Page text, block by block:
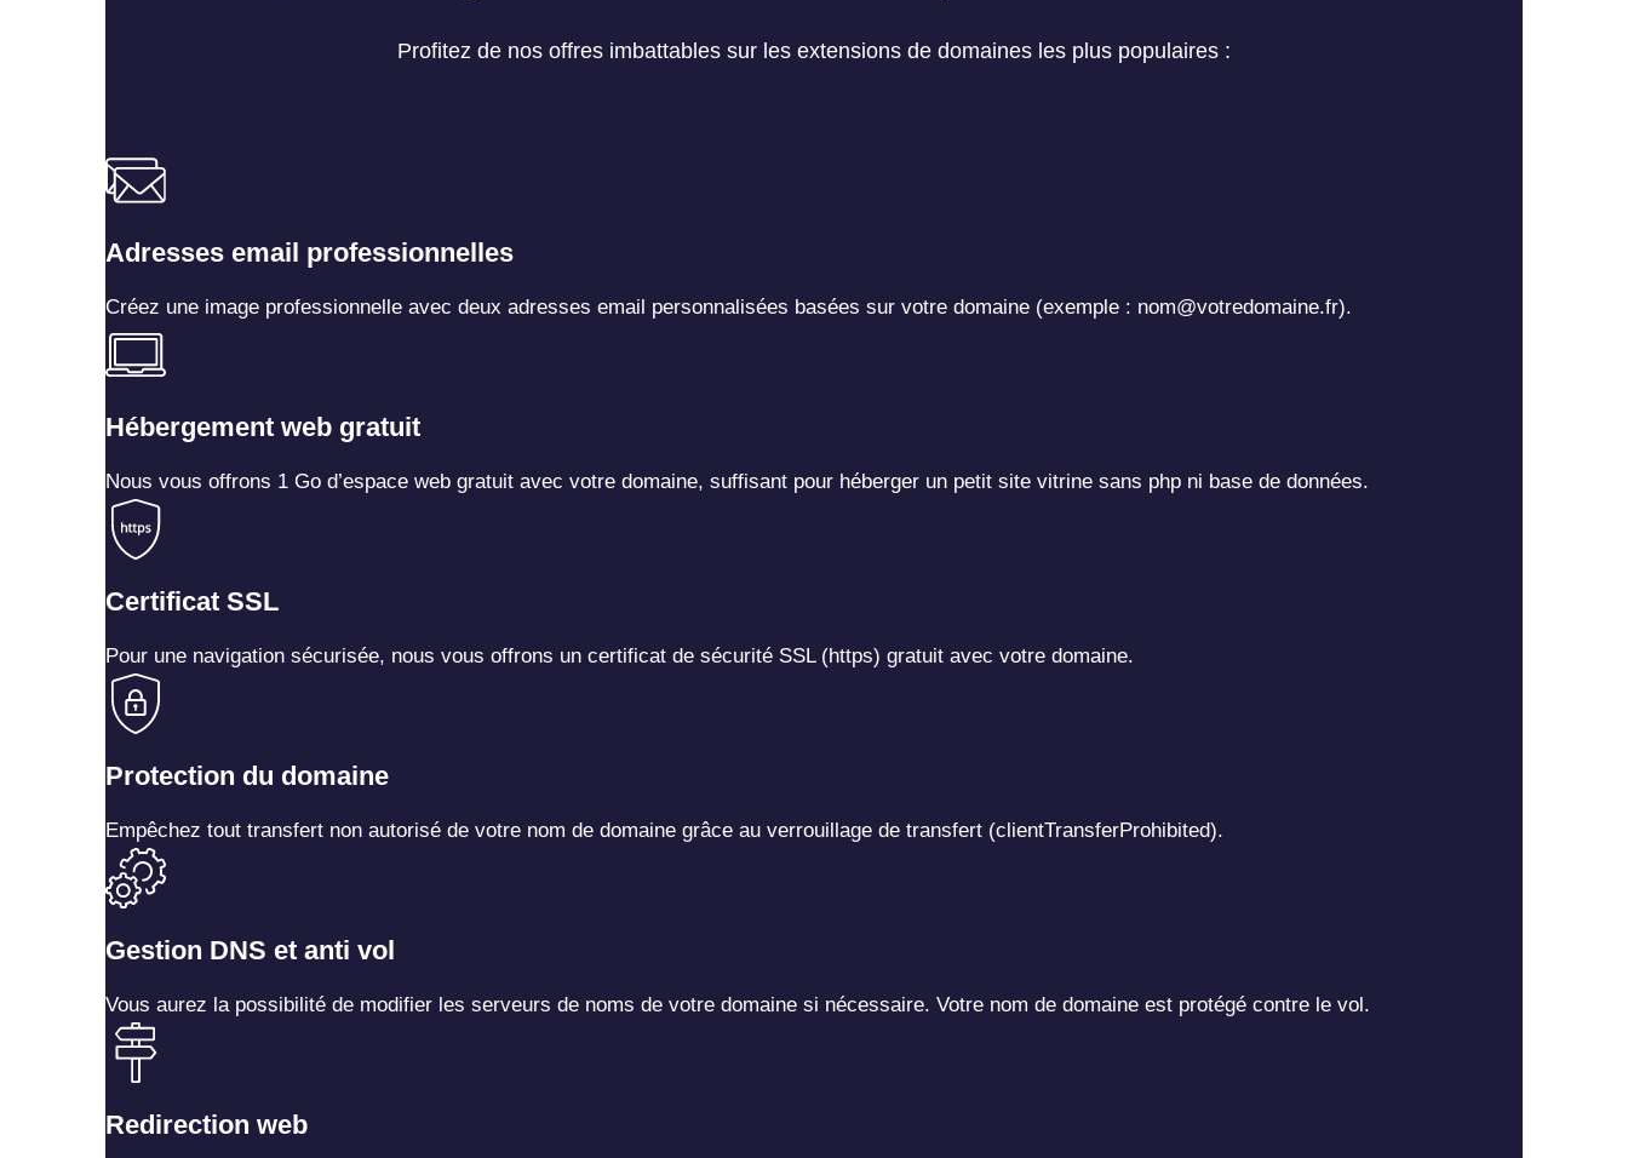
Profitez de nos offres imbattables sur les extensions de domaines les plus populaires :
Adresses email professionnelles
Créez une image professionnelle avec deux adresses email personnalisées basées sur votre domaine (exemple : nom@votredomaine.fr).
Hébergement web gratuit
Nous vous offrons 1 Go d’espace web gratuit avec votre domaine, suffisant pour héberger un petit site vitrine sans php ni base de données.
Certificat SSL
Pour une navigation sécurisée, nous vous offrons un certificat de sécurité SSL (https) gratuit avec votre domaine.
Protection du domaine
Empêchez tout transfert non autorisé de votre nom de domaine grâce au verrouillage de transfert (clientTransferProhibited).
Gestion DNS et anti vol
Vous aurez la possibilité de modifier les serveurs de noms de votre domaine si nécessaire. Votre nom de domaine est protégé contre le vol.
Redirection web